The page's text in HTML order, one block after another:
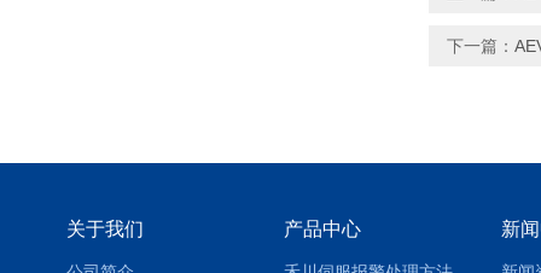
下一篇：
关于我们 产品中心 新